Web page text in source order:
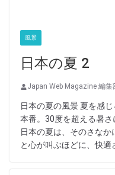
風景
日本の夏 2
Japan Web Magazine 編集
日本の夏の風景 夏を感
本番。30度を超える暑
日本の夏は、そのさなか
と心が叫ぶほどに、快